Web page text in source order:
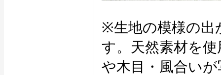
※生地の模様の出
す。天然素材を
や木目・風合い